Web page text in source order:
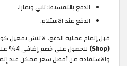
الدفع بالتقسيط: تابي وتمارا.
الدفع عند الاستلام.
قبل إتمام عملية الدفع، لا تنسَ تفعيل
(Shop)
للحصول
والاستفادة من أفضل سعر ممكن عند